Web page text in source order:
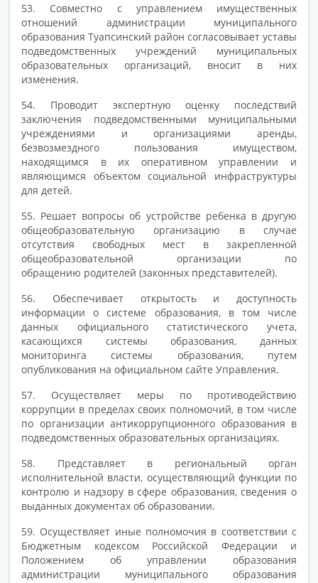
53. Совместно с управлением имущественных
отношений администрации муниципального
образования Туапсинский район согласовывает уставы
подведомственных учреждений муниципальных
образовательных организаций, вносит в них
изменения.
54. Проводит экспертную оценку последствий
заключения подведомственными муниципальными
учреждениями и организациями аренды,
безвозмездного пользования имуществом,
находящимся в их оперативном управлении и
являющимся объектом социальной инфраструктуры
для детей.
55. Решает вопросы об устройстве ребенка в другую
общеобразовательную организацию в случае
отсутствия свободных мест в закрепленной
общеобразовательной организации по
обращению родителей (законных представителей).
56. Обеспечивает открытость и доступность
информации о системе образования, в том числе
данных официального статистического учета,
касающихся системы образования, данных
мониторинга системы образования, путем
опубликования на официальном сайте Управления.
57. Осуществляет меры по противодействию
коррупции в пределах своих полномочий, в том числе
по организации антикоррупционного образования в
подведомственных образовательных организациях.
58. Представляет в региональный орган
исполнительной власти, осуществляющий функции по
контролю и надзору в сфере образования, сведения о
выданных документах об образовании.
59. Осуществляет иные полномочия в соответствии с
Бюджетным кодексом Российской Федерации и
Положением об управлении образования
администрации муниципального образования